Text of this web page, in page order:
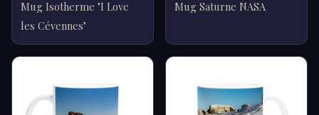
Mug Isotherme "I Love
les Cévennes"
Mug Saturne NASA